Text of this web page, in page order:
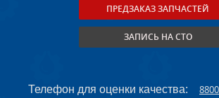
ПРЕДЗАКАЗ ЗАПЧАСТЕЙ
ЗАПИСЬ НА СТО
Телефон для оценки качества: